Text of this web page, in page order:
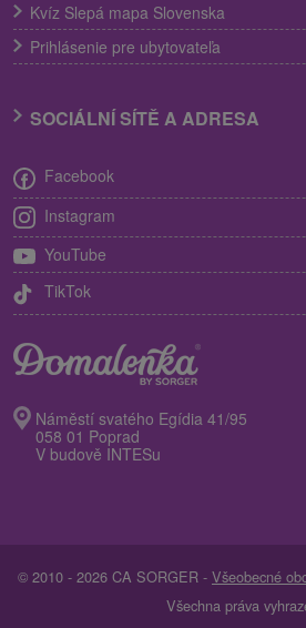
Kvíz Slepá mapa Slovenska
Prihlásenie pre ubytovateľa
SOCIÁLNÍ SÍTĚ A ADRESA
Facebook
Instagram
YouTube
TikTok
Náměstí svatého Egídia 41/95
058 01 Poprad
V budově INTESu
© 2010 - 2026 CA SORGER - Všeobecné
Všechna práva